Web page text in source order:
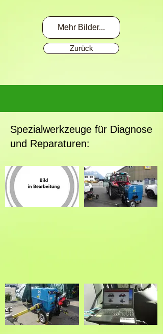
Mehr Bilder...
Zurück
Spezialwerkzeuge für Diagnose
und Reparaturen: